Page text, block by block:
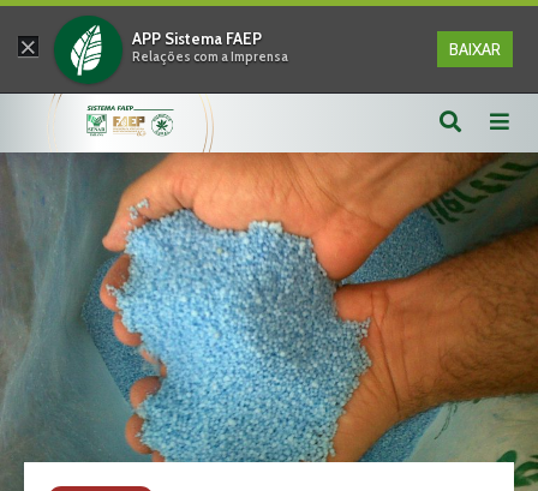
× APP Sistema FAEP
Relações com a Imprensa BAIXAR